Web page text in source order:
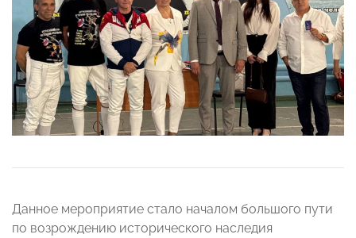
Данное мероприятие стало началом большого пути
по возрождению исторического наследия